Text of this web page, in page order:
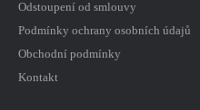
Odstoupení od smlouvy
Podmínky ochrany osobních údajů
Obchodní podmínky
Kontakt